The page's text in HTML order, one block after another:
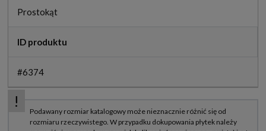
Prostokąt
ID produktu
#6374